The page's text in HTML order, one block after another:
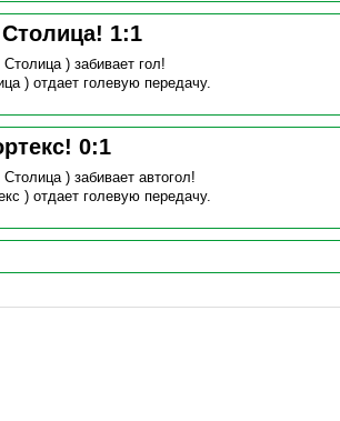
1:1
)забивает гол!
)отдает голевую передачу.
0:1
)забивает автогол!
)отдает голевую передачу.